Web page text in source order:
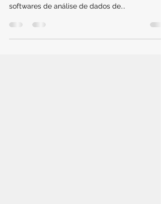
Série de postagens sobre análise de dados de
softwares de análise de dados de...